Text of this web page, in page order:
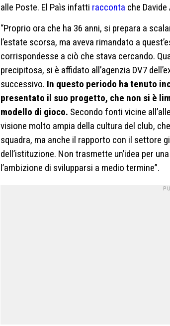
alle Poste. El Paìs infatti racconta che
“Proprio ora che ha 36 anni, si prepara a
l’estate scorsa, ma aveva rimandato a
corrispondesse a ciò che stava cercando.
precipitosa, si è affidato all’agenzia DV7
successivo. In questo periodo ha tenuto
presentato il suo progetto, che non si è
modello di gioco. Secondo fonti vicine
visione molto ampia della cultura del club,
squadra, ma anche il rapporto con il settore
dell’istituzione. Non trasmette un’idea per
l’ambizione di svilupparsi a medio termine”.